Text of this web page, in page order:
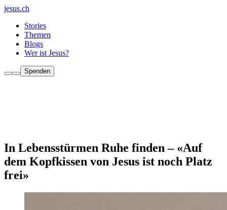
jesus.ch
Stories
Themen
Blogs
Wer ist Jesus?
Spenden
In Lebensstürmen Ruhe finden – «Auf
dem Kopfkissen von Jesus ist noch Platz
frei»